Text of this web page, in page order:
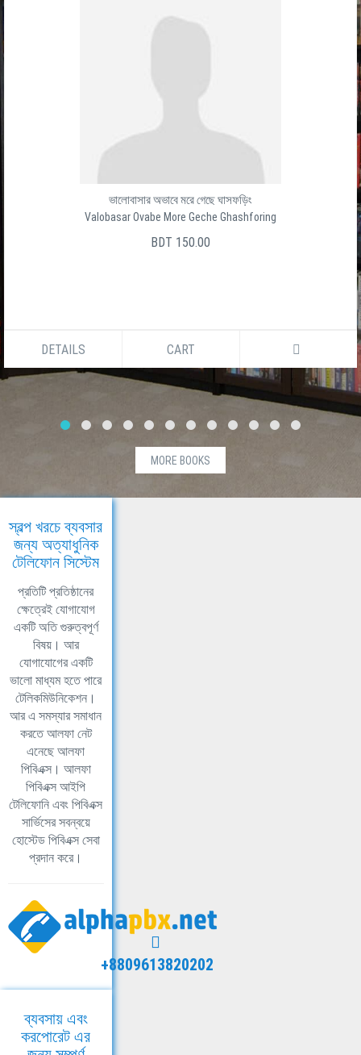
ভালোবাসার অভাবে মরে গেছে ঘাসফড়িং
Valobasar Ovabe More Geche Ghashforing
BDT 150.00
DETAILS CART
MORE BOOKS
স্বল্প খরচে ব্যবসার
জন্য অত্যাধুনিক
টেলিফোন সিস্টেম
প্রতিটি প্রতিষ্ঠানের
ক্ষেত্রেই যোগাযোগ
একটি অতি গুরুত্বপূর্ণ
বিষয়। আর
যোগাযোগের একটি
ভালো মাধ্যম হতে পারে
টেলিকমিউনিকেশন।
আর এ সমস্যার সমাধান
করতে আলফা নেট
এনেছে আলফা
পিবিএক্স। আলফা
পিবিএক্স আইপি
টেলিফোনি এবং পিবিএক্স
সার্ভিসের সবন্বয়ে
হোস্টেড পিবিএক্স সেবা
প্রদান করে।
+8809613820202
ব্যবসায় এবং
করপোরেট এর